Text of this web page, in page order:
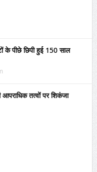
के पीछे छिपी हुई 150 साल
तत्वों पर शिकंजा